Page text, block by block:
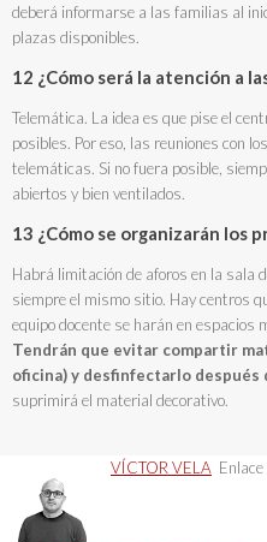
deberá informarse a las familias al
plazas disponibles.
12 ¿Cómo será la atención a
Telemática. La idea es que pise el
posibles. Por eso, las reuniones con
telemáticas. Si no fuera posible,
abiertos y bien ventilados.
13 ¿Cómo se organizarán los
Habrá limitación de aforos en la sala
siempre el mismo sitio. Hay centros
equipo docente se harán en espacios
Tendrán que evitar compartir
oficina) y desfinfectarlo después
suprimirá el material decorativo.
VÍCTOR VELA